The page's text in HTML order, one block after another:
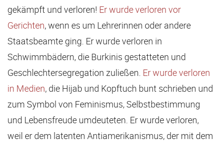
gekämpft und verloren! Er wurde verloren vor
Gerichten, wenn es um Lehrerinnen oder andere
Staatsbeamte ging. Er wurde verloren in
Schwimmbädern, die Burkinis gestatteten und
Geschlechtersegregation zuließen. Er wurde verloren
in Medien, die Hijab und Kopftuch bunt schrieben und
zum Symbol von Feminismus, Selbstbestimmung
und Lebensfreude umdeuteten. Er wurde verloren,
weil er dem latenten Antiamerikanismus, der mit dem